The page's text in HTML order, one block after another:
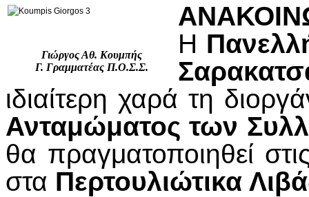
Γιώργος Αθ. Κουμπής
Γ. Γραμματέας Π.Ο.Σ.Σ.
Η
ιδιαίτερη χαρά τη
Ανταμώματος των
θα πραγματοποιηθεί
στα Περτουλιώτικα